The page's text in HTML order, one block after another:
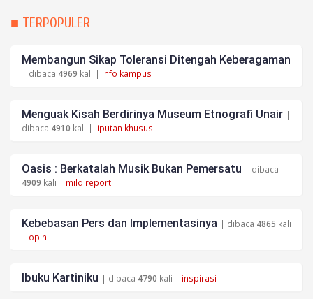
■ TERPOPULER
Membangun Sikap Toleransi Ditengah Keberagaman
| dibaca 4969 kali | info kampus
Menguak Kisah Berdirinya Museum Etnografi Unair |
dibaca 4910 kali | liputan khusus
Oasis : Berkatalah Musik Bukan Pemersatu | dibaca
4909 kali | mild report
Kebebasan Pers dan Implementasinya | dibaca 4865 kali
| opini
Ibuku Kartiniku | dibaca 4790 kali | inspirasi